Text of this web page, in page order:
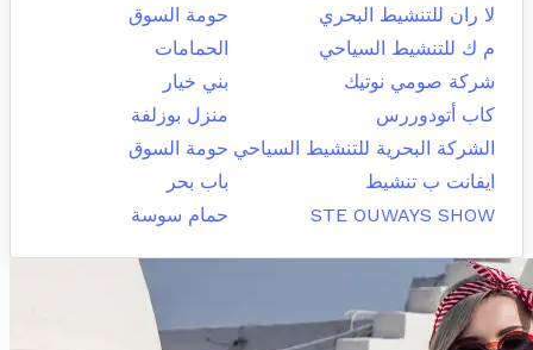
لا ران للتنشيط البحري
حومة السوق
م ك للتنشيط السياحي
الحمامات
شركة صومي نوتيك
بني خيار
كاب أتودوررس
منزل بوزلفة
الشركة البحرية للتنشيط السياحي حومة السوق
ايفانت ب تنشيط
باب بحر
STE OUWAYS SHOW
حمام سوسة